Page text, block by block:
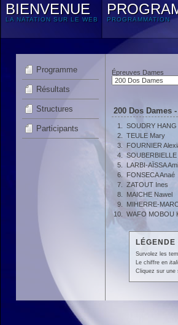
BIENVENUE
LA NATATION SUR LE WEB PROGRAMMATION
Programme
Résultats
Structures
Participants
Épreuves Dames
200 Dos Dames
1.
SOUDRY HANG
2.
TEULE Mary
3.
FOURNIER
4.
5.
LARBI-AÏSSA
6.
FONSECA Anaé
7.
ZATOUT Ines
8.
MAICHE Nawel
9.
MIHERRE-
10.
WAFO MOBOU
LÉGENDE
Survolez les
Le chiffre en
Cliquez sur une